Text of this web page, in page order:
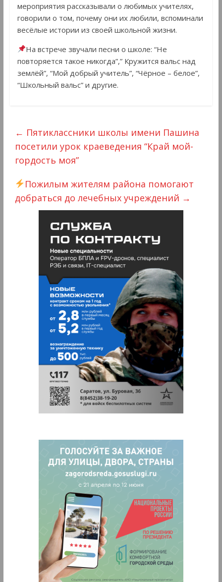
мероприятия рассказывали о любимых учителях,
говорили о том, почему они их любили, вспоминали
весёлые истории из своей школьной жизни.
На встрече звучали песни о школе: “Не
повторяется такое никогда”,” Кружится вальс над
землёй”, “Мой добрый учитель”, “Чёрное – белое”,
“Школьный вальс” и другие.
← Пятиклассники школы имени Пашина
посетили урок краеведения “Край мой-
гордость моя”
Пожилым жителям района помогают
добраться до лечебных учреждений →